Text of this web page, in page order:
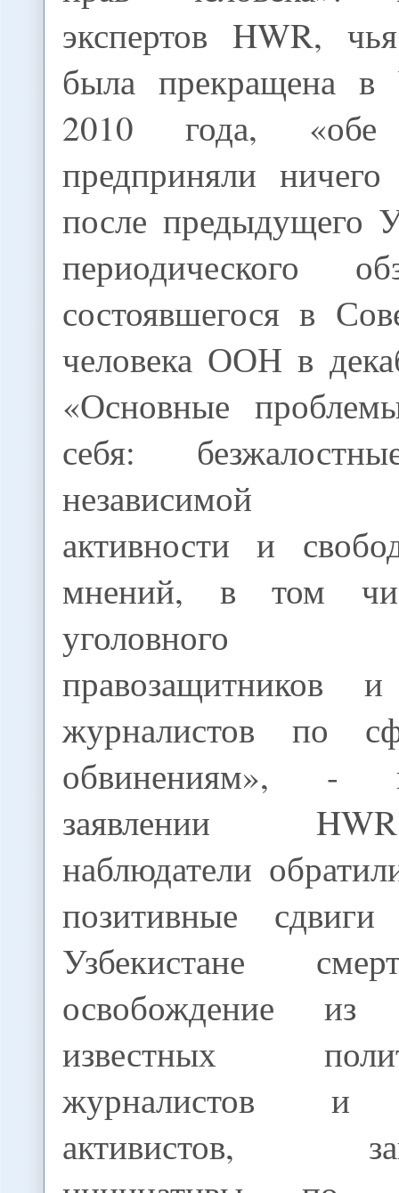
экспертов HWR,
была прекращена в
2010 года,
предприняли
после предыдущего
периодического
состоявшегося в
человека ООН в
«Основные
себя:
независимой
активности и
мнений, в том
уголовного
правозащитников
журналистов по
обвинениям», -
заявлении
наблюдатели
позитивные
Узбекистане
освобождение
известных
журналистов и
активистов,